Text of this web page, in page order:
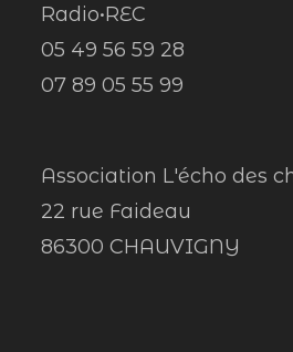
Radio•REC
05 49 56 59 28
07 89 05 55 99
Association L'écho des
22 rue Faideau
86300 CHAUVIGNY